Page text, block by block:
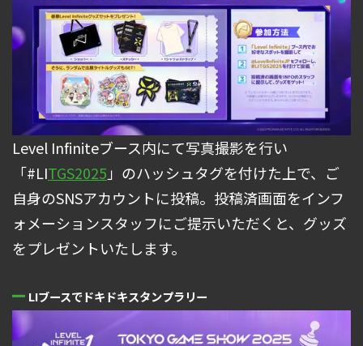
Level Infiniteブース内にて写真撮影を行い
「#LITGS2025 」のハッシュタグを付けた上で、ご
自身のSNSアカウントに投稿。投稿済画面をインフ
ォメーションスタッフにご提示いただくと、グッズ
をプレゼントいたします。
LIブースでドキドキスタンプラリー